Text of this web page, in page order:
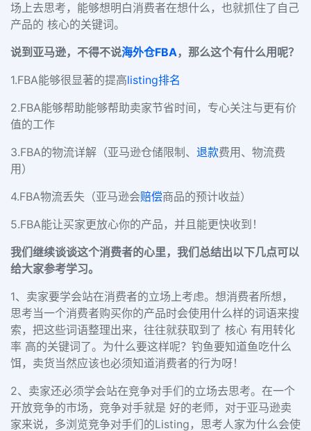
场上去思考，能够想明白消费者在想什么，也就抓住了自己
产品的 核心的关键词。
说到亚马逊，不得不说海外仓FBA，那么这个有什么用呢？
1.FBA能够很显著的提高listing排名
2.FBA能够帮助能够帮助卖家节省时间，专心关注与更有价
值的工作
3.FBA的物流详解（亚马逊仓储限制、 退款费用、物流费
用）
4.FBA物流丢失（亚马逊会赔偿商品的预计收益）
5.FBA能让买家更放心你的产品，并且能更快收到！
我们继续谈谈这个消费者的心里，我们总结出以下几点可以
给大家参考学习。
1、卖家要学会站在消费者的立场上考虑。想消费者所想，
思考当一个消费者购买你的产品时会使用什么样的词语来搜
索，把这些词语整理出来，往往就获取到了 核心 有用转化
率 高的关键词了。为什么要这样呢？钓鱼要知道鱼吃什么
饵，卖货当然应该也必须知道消费者的行为呀！
2、卖家还必须学会站在竞争对手们的立场去思考。在一个
开放竞争的市场，竞争对手就是 好的老师，对于亚马逊卖
家来说，多浏览竞争对手们的Listing，思考人家为什么会使